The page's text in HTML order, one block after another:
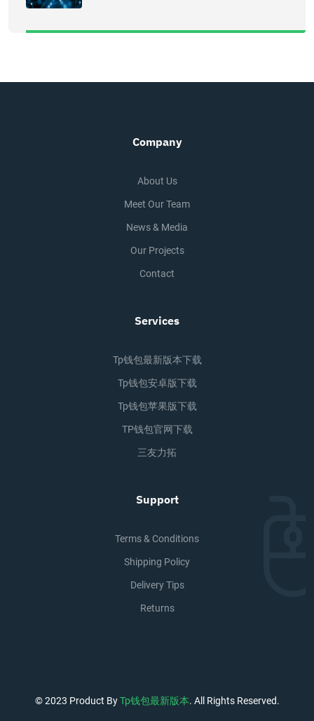
Company
About Us
Meet Our Team
News & Media
Our Projects
Contact
Services
Tp钱包最新版本下载
Tp钱包安卓版下载
Tp钱包苹果版下载
TP钱包官网下载
三友力拓
Support
Terms & Conditions
Shipping Policy
Delivery Tips
Returns
© 2023 Product ByTp钱包最新版本. All Rights Reserved.